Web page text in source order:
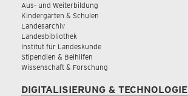
Aus- und Weiterbildung
Kindergärten & Schulen
Landesarchiv
Landesbibliothek
Institut für Landeskunde
Stipendien & Beihilfen
Wissenschaft & Forschung
DIGITALISIERUNG & TECHNOLOGIE